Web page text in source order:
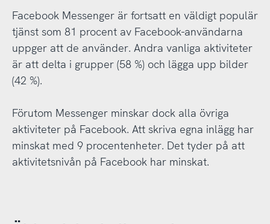
Facebook Messenger är fortsatt en väldigt populär
tjänst som 81 procent av Facebook-användarna
uppger att de använder. Andra vanliga aktiviteter
är att delta i grupper (58 %) och lägga upp bilder
(42 %).
Förutom Messenger minskar dock alla övriga
aktiviteter på Facebook. Att skriva egna inlägg har
minskat med 9 procentenheter. Det tyder på att
aktivitetsnivån på Facebook har minskat.